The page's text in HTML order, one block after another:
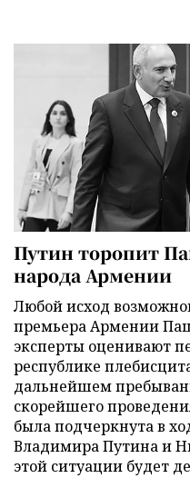
Путин торопит
народа Армении
Любой исход
премьера Армении
эксперты оценивают
республике
дальнейшем
скорейшего
была подчеркнута в
Владимира Путина и
этой ситуации будет